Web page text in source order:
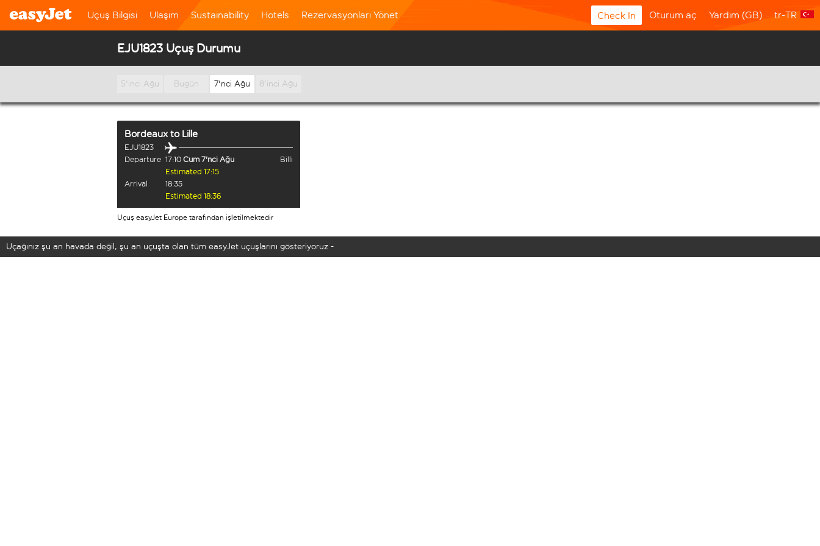
Uçuş Bilgisi Ulaşım Sustainability Hotels Rezervasyonları Yönet Check In Oturum aç Yardım (GB) tr-TR
EJU1823 Uçuş Durumu
5'inci Ağu Bugün 7'nci Ağu 8'inci Ağu
Bordeaux to Lille
EJU1823
Departure 17:10 Cum 7'nci Ağu
Billi
Estimated 17:15
Arrival
18:35
Estimated 18:36
Uçuş easyJet Europe tarafından işletilmektedir
Uçağınız şu an havada değil, şu an uçuşta olan tüm easyJet uçuşlarını gösteriyoruz -